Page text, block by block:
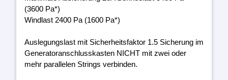
(3600 Pa*)
Windlast 2400 Pa (1600 Pa*)
Auslegungslast mit Sicherheitsfaktor 1.5 Sicherung im
Generatoranschlusskasten NICHT mit zwei oder
mehr parallelen Strings verbinden.